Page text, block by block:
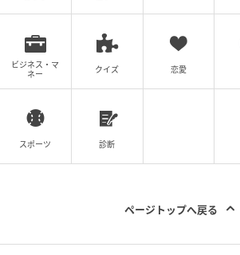
ビジネス・マ
ネー
クイズ 恋愛
スポーツ 診断
ページトップへ戻る